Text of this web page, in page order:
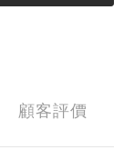
顧客評價